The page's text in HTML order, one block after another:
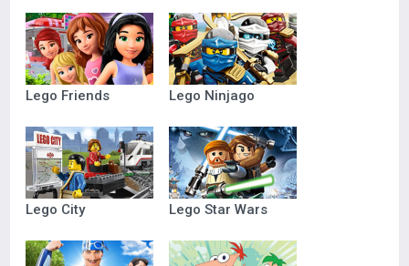
Lego Friends Lego Ninjago
Lego City Lego Star Wars